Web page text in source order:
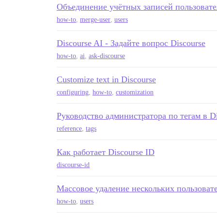
Объединение учётных записей
how-to, merge-user, users
Discourse AI - Задайте вопрос Discourse
how-to, ai, ask-discourse
Customize text in Discourse
configuring, how-to, customization
Руководство администратора по тегам в
reference, tags
Как работает Discourse ID
discourse-id
Массовое удаление нескольких
how-to, users